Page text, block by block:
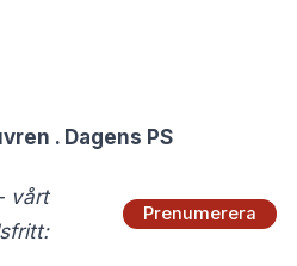
. Dagens PS
vårt
Prenumerera